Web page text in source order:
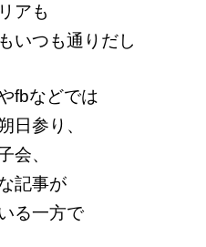
アも
いつも通りだし
fbなどでは
日参り、
会、
記事が
る一方で